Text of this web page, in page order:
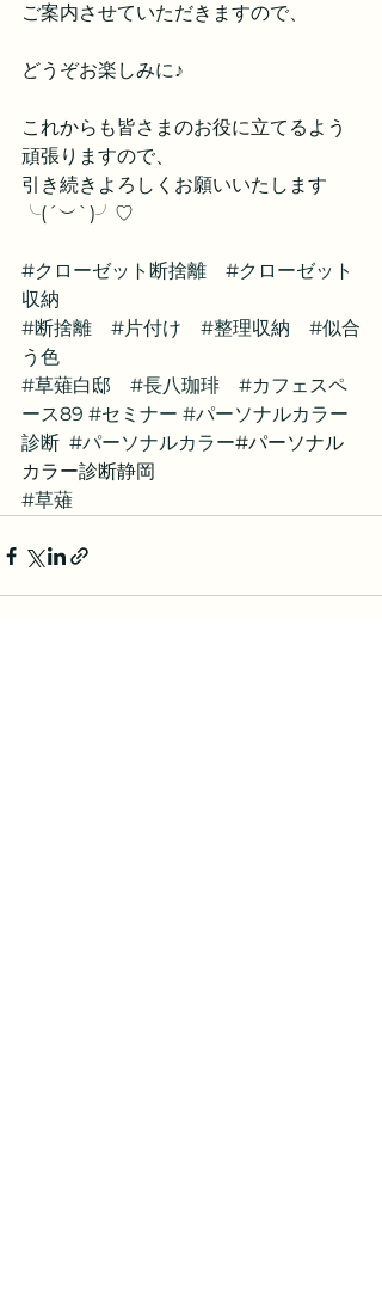
ご案内させていただきますので、
どうぞお楽しみに♪
これからも皆さまのお役に立てるよう
頑張りますので、
引き続きよろしくお願いいたします
╰(´︶`)╯♡
#クローゼット断捨離
#クローゼット
収納
#断捨離
#片付け #整理収納
#似合
う色
#草薙白邸
#長八珈琲
#カフェスペ
ース89 #セミナー #パーソナルカラー
診断 #パーソナルカラー#パーソナル
カラー診断静岡
#草薙